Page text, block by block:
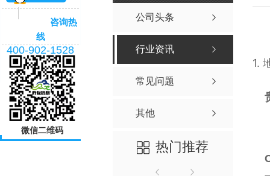
公司头条
行业资讯
常见问题
其他
热门推荐
1.
咨询热
线
400-902-1528
微信二维码